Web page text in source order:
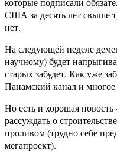
США за десять лет свыше
нет.
На следующей неделе
научному) будет
старых забудет. Как уже
Панамский канал и многое
Но есть и хорошая
рассуждать о
проливом (трудно себе
мегапроект).